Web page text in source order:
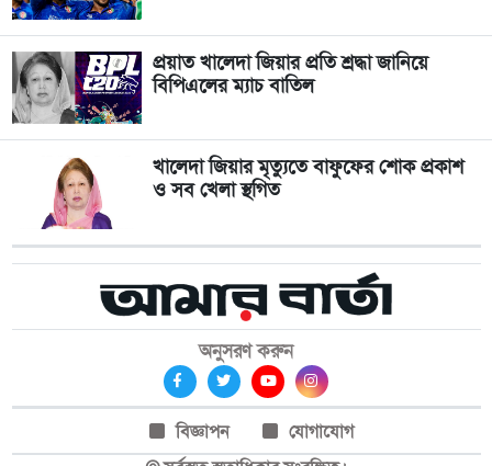
প্রয়াত খালেদা জিয়ার প্রতি শ্রদ্ধা জানিয়ে
বিপিএলের ম্যাচ বাতিল
খালেদা জিয়ার মৃত্যুতে বাফুফের শোক প্রকাশ
ও সব খেলা স্থগিত
অনুসরণ করুন
বিজ্ঞাপন
যোগাযোগ